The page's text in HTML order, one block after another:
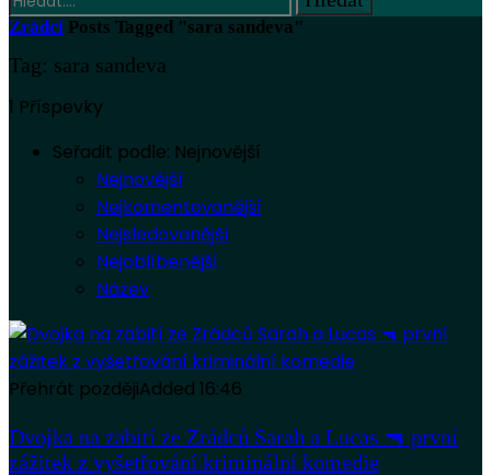
Zrádci Posts Tagged "sara sandeva"
Tag: sara sandeva
1 Příspevky
Seřadit podle: Nejnovější
Nejnovější
Nejkomentovanější
Nejsledovanější
Nejoblíbenější
Název
Přehrát pozdějiAdded 16:46
Dvojka na zabití ze Zrádců Sarah a Lucas 🔫 první
zážitek z vyšetřování kriminální komedie